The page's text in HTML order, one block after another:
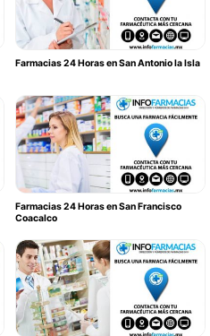
Farmacias 24 Horas en San Antonio la Isla
Farmacias 24 Horas en San Francisco
Coacalco